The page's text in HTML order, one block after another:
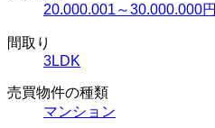
20.000.001～30.000.000円
間取り
3LDK
売買物件の種類
マンション